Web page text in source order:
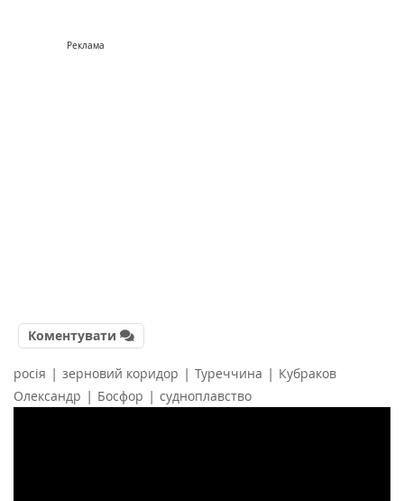
Реклама
Коментувати
росія | зерновий коридор | Туреччина | Кубраков
Олександр | Босфор | судноплавство